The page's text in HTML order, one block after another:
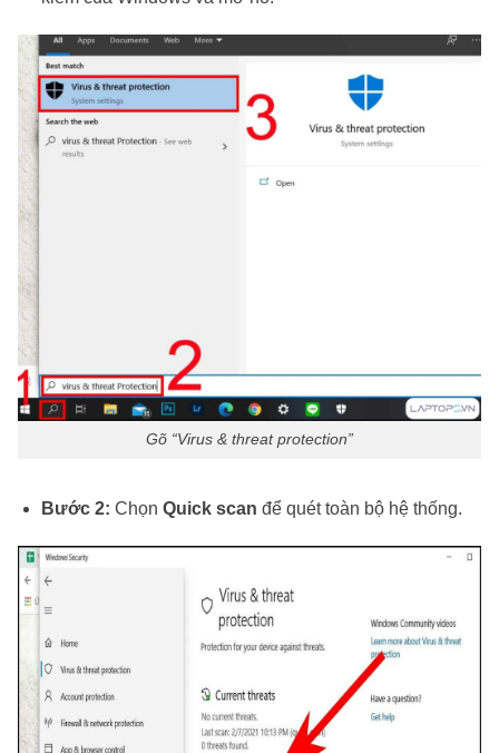
Gõ “Virus & threat protection”
Bước 2: Chọn Quick scan để quét toàn bộ hệ thống.